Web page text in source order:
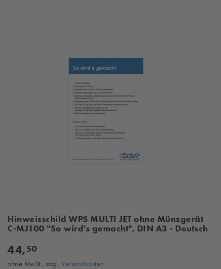
Hinweisschild WPS MULTI JET ohne Münzgerät
C-MJ100 "So wird's gemacht", DIN A3 - Deutsch
44,50
ohne MwSt., zzgl. Versandkosten